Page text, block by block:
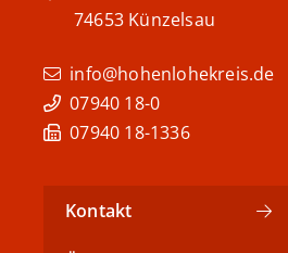
74653 Künzelsau
info@hohenlohekreis.de
07940 18-0
07940 18-1336
Kontakt